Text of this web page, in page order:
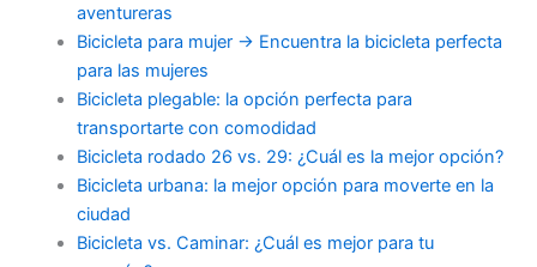
aventureras
Bicicleta para mujer -> Encuentra la bicicleta perfecta
para las mujeres
Bicicleta plegable: la opción perfecta para
transportarte con comodidad
Bicicleta rodado 26 vs. 29: ¿Cuál es la mejor opción?
Bicicleta urbana: la mejor opción para moverte en la
ciudad
Bicicleta vs. Caminar: ¿Cuál es mejor para tu